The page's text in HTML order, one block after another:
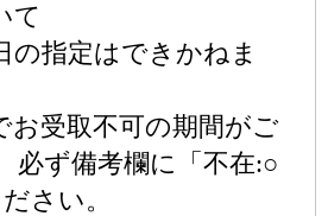
て
の指定はできかねま
お受取不可の期間がご
必ず備考欄に「不在:○
さい。